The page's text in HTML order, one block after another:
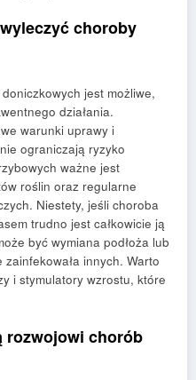
choroby
jest możliwe,
działania.
warunki uprawy i
ograniczają ryzyko
ważne jest
roślin oraz regularne
Niestety, jeśli choroba
trudno jest całkowicie ją
być wymiana podłoża lub
innych. Warto
i stymulatory wzrostu, które
rozwojowi chorób